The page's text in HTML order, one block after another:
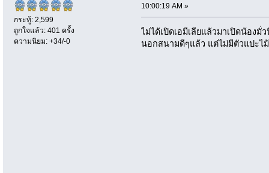
กระทู้: 2,599
ถูกใจแล้ว: 401 ครั้ง
ความนิยม: +34/-0
10:00:19 AM »
ไม่ได้เปิดเอมีเลียแล้วมาเปิดน้องมั่
นอกสนามดีๆแล้ว แต่ไม่มีตัวแปะไ